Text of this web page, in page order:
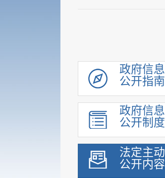
政府信息
公开指南
政府信息
公开制度
法定主动
公开内容
领导信息
机构职能
履职依据
会议公开
决策公开